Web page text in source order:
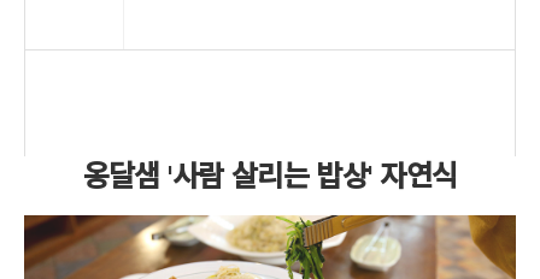
옹달샘 '사람 살리는 밥상' 자연식